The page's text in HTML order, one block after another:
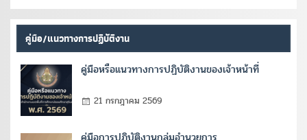
คู่มือ/แนวทางการปฏิบัติงาน
คู่มือหรือแนวทางการปฏิบัติงานของเจ้าหน้าที่
21 กรกฎาคม 2569